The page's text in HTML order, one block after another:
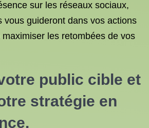
sur les réseaux sociaux,
vous guideront dans vos actions
les retombées de vos
public cible et
stratégie en